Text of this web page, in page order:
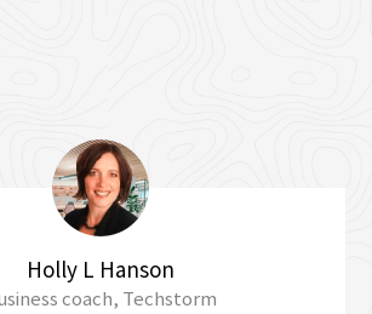
Holly L Hanson
coach, Techstorm